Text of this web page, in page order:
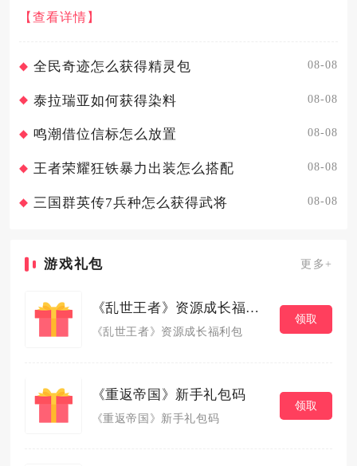
出与核心被动，搭配护盾、控制技能均衡养成，整体分为纯
输出流、均衡续航流两大实用加点方向，适配日常刷怪、副
【查看详情】
全民奇迹怎么获得精灵包 08-08
泰拉瑞亚如何获得染料 08-08
鸣潮借位信标怎么放置 08-08
王者荣耀狂铁暴力出装怎么搭配 08-08
三国群英传7兵种怎么获得武将 08-08
游戏礼包 更多+
《乱世王者》资源成长福利包
《乱世王者》资源成长福利包
领取
《重返帝国》新手礼包码
《重返帝国》新手礼包码
领取